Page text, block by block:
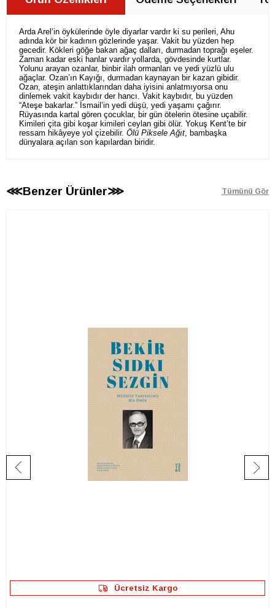
Arda Arel’in öykülerinde öyle diyarlar vardır ki su perileri, Ahu
adında kör bir kadının gözlerinde yaşar. Vakit bu yüzden hep
gecedir. Kökleri göğe bakan ağaç dalları, durmadan toprağı eşeler.
Zaman kadar eski hanlar vardır yollarda, gövdesinde kurtlar.
Yolunu arayan ozanlar, binbir ilah ormanları ve yedi yüzlü ulu
ağaçlar. Ozan’ın Kayığı, durmadan kaynayan bir kazan gibidir.
Ozan, ateşin anlattıklarından daha iyisini anlatmıyorsa onu
dinlemek vakit kaybıdır der hancı. Vakit kaybıdır, bu yüzden
“Ateşe bakarlar.” İsmail’in yedi düşü, yedi yaşamı çağırır.
Rüyasında kartal gören çocuklar, bir gün ötelerin ötesine uçabilir.
Kimileri çita gibi koşar kimileri ceylan gibi ölür. Yokuş Kent’te bir
ressam hikâyeye yol çizebilir. Ölü Piksele Ağıt, bambaşka
dünyalara açılan son kapılardan biridir.
⋘Benzer Ürünler⋙ Tümünü Gör
Ücretsiz Kargo